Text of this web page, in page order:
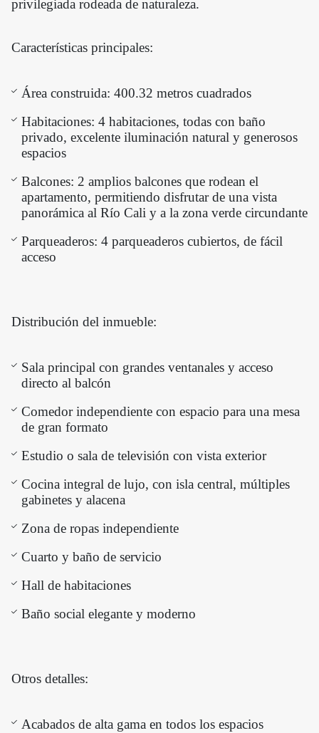
privilegiada rodeada de naturaleza.
Características principales:
Área construida: 400.32 metros cuadrados
Habitaciones: 4 habitaciones, todas con baño
privado, excelente iluminación natural y generosos
espacios
Balcones: 2 amplios balcones que rodean el
apartamento, permitiendo disfrutar de una vista
panorámica al Río Cali y a la zona verde circundante
Parqueaderos: 4 parqueaderos cubiertos, de fácil
acceso
Distribución del inmueble:
Sala principal con grandes ventanales y acceso
directo al balcón
Comedor independiente con espacio para una mesa
de gran formato
Estudio o sala de televisión con vista exterior
Cocina integral de lujo, con isla central, múltiples
gabinetes y alacena
Zona de ropas independiente
Cuarto y baño de servicio
Hall de habitaciones
Baño social elegante y moderno
Otros detalles:
Acabados de alta gama en todos los espacios